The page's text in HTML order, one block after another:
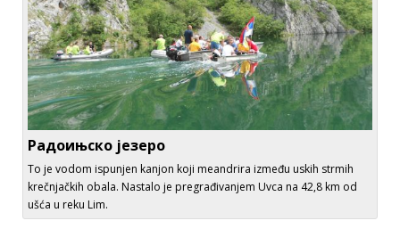
Радоињско језеро
To je vodom ispunjen kanjon koji meandrira između uskih strmih
krečnjačkih obala. Nastalo je pregrađivanjem Uvca na 42,8 km od
ušća u reku Lim.